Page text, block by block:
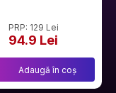
PRP: 129 Lei
94.9 Lei
Adaugă în coș